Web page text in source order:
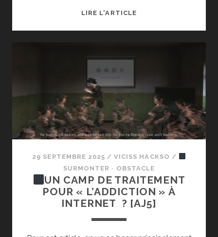
LIRE L'ARTICLE⬟
29 SEPTEMBRE 2025 /VICISS HACKSO /
SURMONTER · OBSTACLE
UN CAMP DE TRAITEMENT
POUR « L’ADDICTION » À
INTERNET ? [AJ5]